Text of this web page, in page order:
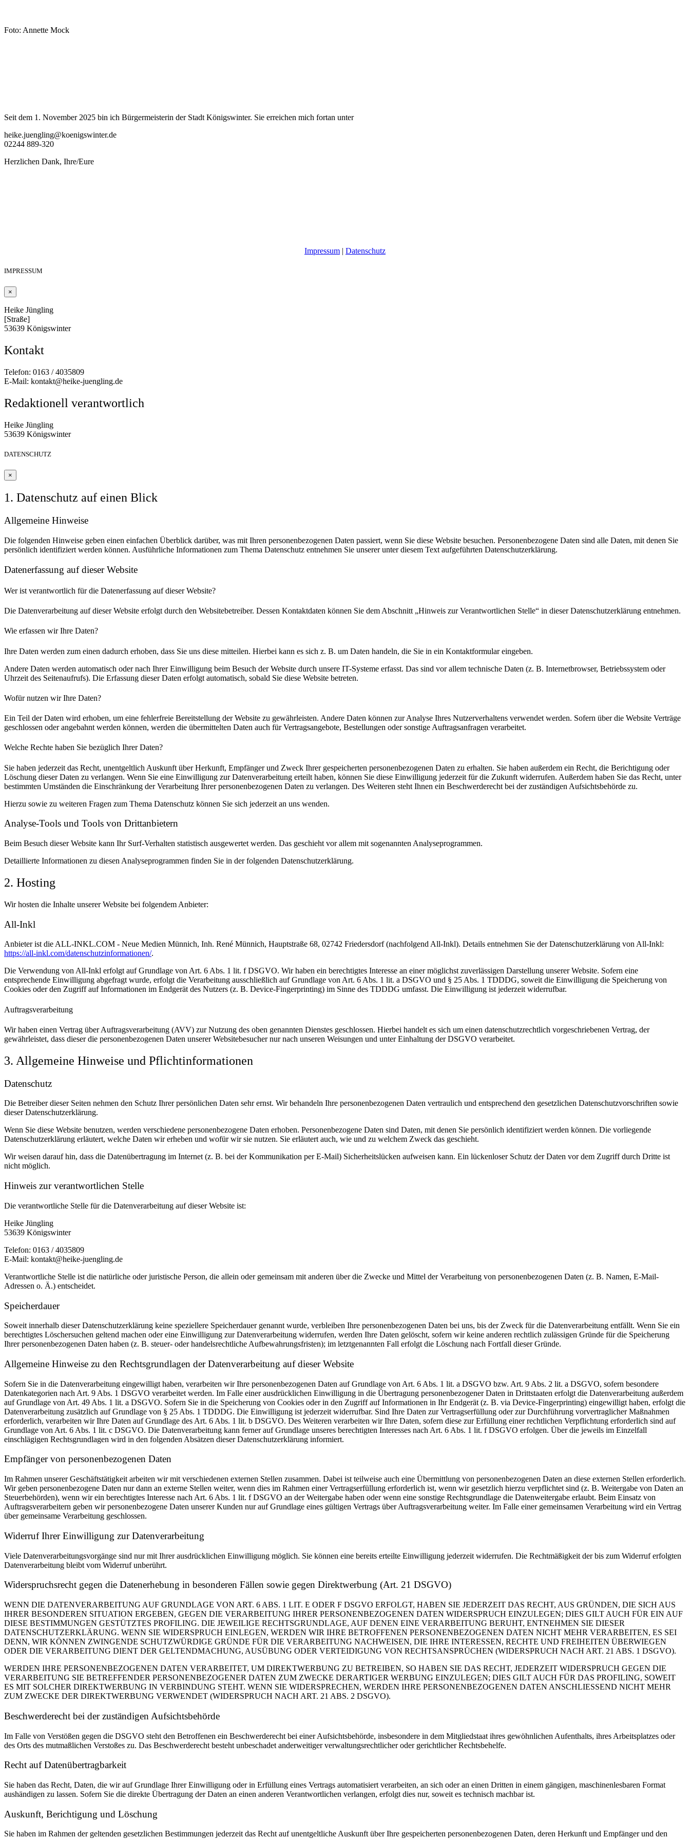
Foto: Annette Mock
Seit dem 1. November 2025 bin ich Bürgermeisterin der Stadt Königswinter. Sie erreichen mich fortan unter
heike.juengling@koenigswinter.de
02244 889-320
Herzlichen Dank, Ihre/Eure
Impressum | Datenschutz
IMPRESSUM
×
Heike Jüngling
[Straße]
53639 Königswinter
Kontakt
Telefon: 0163 / 4035809
E-Mail: kontakt@heike-juengling.de
Redaktionell verantwortlich
Heike Jüngling
53639 Königswinter
DATENSCHUTZ
×
1. Datenschutz auf einen Blick
Allgemeine Hinweise
Die folgenden Hinweise geben einen einfachen Überblick darüber, was mit Ihren personenbezogenen Daten passiert, wenn Sie diese Website besuchen. Personenbezogene Daten sind alle Daten, mit denen Sie
persönlich identifiziert werden können. Ausführliche Informationen zum Thema Datenschutz entnehmen Sie unserer unter diesem Text aufgeführten Datenschutzerklärung.
Datenerfassung auf dieser Website
Wer ist verantwortlich für die Datenerfassung auf dieser Website?
Die Datenverarbeitung auf dieser Website erfolgt durch den Websitebetreiber. Dessen Kontaktdaten können Sie dem Abschnitt „Hinweis zur Verantwortlichen Stelle“ in dieser Datenschutzerklärung entnehmen.
Wie erfassen wir Ihre Daten?
Ihre Daten werden zum einen dadurch erhoben, dass Sie uns diese mitteilen. Hierbei kann es sich z. B. um Daten handeln, die Sie in ein Kontaktformular eingeben.
Andere Daten werden automatisch oder nach Ihrer Einwilligung beim Besuch der Website durch unsere IT-Systeme erfasst. Das sind vor allem technische Daten (z. B. Internetbrowser, Betriebssystem oder
Uhrzeit des Seitenaufrufs). Die Erfassung dieser Daten erfolgt automatisch, sobald Sie diese Website betreten.
Wofür nutzen wir Ihre Daten?
Ein Teil der Daten wird erhoben, um eine fehlerfreie Bereitstellung der Website zu gewährleisten. Andere Daten können zur Analyse Ihres Nutzerverhaltens verwendet werden. Sofern über die Website Verträge
geschlossen oder angebahnt werden können, werden die übermittelten Daten auch für Vertragsangebote, Bestellungen oder sonstige Auftragsanfragen verarbeitet.
Welche Rechte haben Sie bezüglich Ihrer Daten?
Sie haben jederzeit das Recht, unentgeltlich Auskunft über Herkunft, Empfänger und Zweck Ihrer gespeicherten personenbezogenen Daten zu erhalten. Sie haben außerdem ein Recht, die Berichtigung oder
Löschung dieser Daten zu verlangen. Wenn Sie eine Einwilligung zur Datenverarbeitung erteilt haben, können Sie diese Einwilligung jederzeit für die Zukunft widerrufen. Außerdem haben Sie das Recht, unter
bestimmten Umständen die Einschränkung der Verarbeitung Ihrer personenbezogenen Daten zu verlangen. Des Weiteren steht Ihnen ein Beschwerderecht bei der zuständigen Aufsichtsbehörde zu.
Hierzu sowie zu weiteren Fragen zum Thema Datenschutz können Sie sich jederzeit an uns wenden.
Analyse-Tools und Tools von Dritt­anbietern
Beim Besuch dieser Website kann Ihr Surf-Verhalten statistisch ausgewertet werden. Das geschieht vor allem mit sogenannten Analyseprogrammen.
Detaillierte Informationen zu diesen Analyseprogrammen finden Sie in der folgenden Datenschutzerklärung.
2. Hosting
Wir hosten die Inhalte unserer Website bei folgendem Anbieter:
All-Inkl
Anbieter ist die ALL-INKL.COM - Neue Medien Münnich, Inh. René Münnich, Hauptstraße 68, 02742 Friedersdorf (nachfolgend All-Inkl). Details entnehmen Sie der Datenschutzerklärung von All-Inkl:
https://all-inkl.com/datenschutzinformationen/.
Die Verwendung von All-Inkl erfolgt auf Grundlage von Art. 6 Abs. 1 lit. f DSGVO. Wir haben ein berechtigtes Interesse an einer möglichst zuverlässigen Darstellung unserer Website. Sofern eine
entsprechende Einwilligung abgefragt wurde, erfolgt die Verarbeitung ausschließlich auf Grundlage von Art. 6 Abs. 1 lit. a DSGVO und § 25 Abs. 1 TDDDG, soweit die Einwilligung die Speicherung von
Cookies oder den Zugriff auf Informationen im Endgerät des Nutzers (z. B. Device-Fingerprinting) im Sinne des TDDDG umfasst. Die Einwilligung ist jederzeit widerrufbar.
Auftragsverarbeitung
Wir haben einen Vertrag über Auftragsverarbeitung (AVV) zur Nutzung des oben genannten Dienstes geschlossen. Hierbei handelt es sich um einen datenschutzrechtlich vorgeschriebenen Vertrag, der
gewährleistet, dass dieser die personenbezogenen Daten unserer Websitebesucher nur nach unseren Weisungen und unter Einhaltung der DSGVO verarbeitet.
3. Allgemeine Hinweise und Pflicht­informationen
Datenschutz
Die Betreiber dieser Seiten nehmen den Schutz Ihrer persönlichen Daten sehr ernst. Wir behandeln Ihre personenbezogenen Daten vertraulich und entsprechend den gesetzlichen Datenschutzvorschriften sowie
dieser Datenschutzerklärung.
Wenn Sie diese Website benutzen, werden verschiedene personenbezogene Daten erhoben. Personenbezogene Daten sind Daten, mit denen Sie persönlich identifiziert werden können. Die vorliegende
Datenschutzerklärung erläutert, welche Daten wir erheben und wofür wir sie nutzen. Sie erläutert auch, wie und zu welchem Zweck das geschieht.
Wir weisen darauf hin, dass die Datenübertragung im Internet (z. B. bei der Kommunikation per E-Mail) Sicherheitslücken aufweisen kann. Ein lückenloser Schutz der Daten vor dem Zugriff durch Dritte ist
nicht möglich.
Hinweis zur verantwortlichen Stelle
Die verantwortliche Stelle für die Datenverarbeitung auf dieser Website ist:
Heike Jüngling
53639 Königswinter
Telefon: 0163 / 4035809
E-Mail: kontakt@heike-juengling.de
Verantwortliche Stelle ist die natürliche oder juristische Person, die allein oder gemeinsam mit anderen über die Zwecke und Mittel der Verarbeitung von personenbezogenen Daten (z. B. Namen, E-Mail-
Adressen o. Ä.) entscheidet.
Speicherdauer
Soweit innerhalb dieser Datenschutzerklärung keine speziellere Speicherdauer genannt wurde, verbleiben Ihre personenbezogenen Daten bei uns, bis der Zweck für die Datenverarbeitung entfällt. Wenn Sie ein
berechtigtes Löschersuchen geltend machen oder eine Einwilligung zur Datenverarbeitung widerrufen, werden Ihre Daten gelöscht, sofern wir keine anderen rechtlich zulässigen Gründe für die Speicherung
Ihrer personenbezogenen Daten haben (z. B. steuer- oder handelsrechtliche Aufbewahrungsfristen); im letztgenannten Fall erfolgt die Löschung nach Fortfall dieser Gründe.
Allgemeine Hinweise zu den Rechtsgrundlagen der Datenverarbeitung auf dieser Website
Sofern Sie in die Datenverarbeitung eingewilligt haben, verarbeiten wir Ihre personenbezogenen Daten auf Grundlage von Art. 6 Abs. 1 lit. a DSGVO bzw. Art. 9 Abs. 2 lit. a DSGVO, sofern besondere
Datenkategorien nach Art. 9 Abs. 1 DSGVO verarbeitet werden. Im Falle einer ausdrücklichen Einwilligung in die Übertragung personenbezogener Daten in Drittstaaten erfolgt die Datenverarbeitung außerdem
auf Grundlage von Art. 49 Abs. 1 lit. a DSGVO. Sofern Sie in die Speicherung von Cookies oder in den Zugriff auf Informationen in Ihr Endgerät (z. B. via Device-Fingerprinting) eingewilligt haben, erfolgt die
Datenverarbeitung zusätzlich auf Grundlage von § 25 Abs. 1 TDDDG. Die Einwilligung ist jederzeit widerrufbar. Sind Ihre Daten zur Vertragserfüllung oder zur Durchführung vorvertraglicher Maßnahmen
erforderlich, verarbeiten wir Ihre Daten auf Grundlage des Art. 6 Abs. 1 lit. b DSGVO. Des Weiteren verarbeiten wir Ihre Daten, sofern diese zur Erfüllung einer rechtlichen Verpflichtung erforderlich sind auf
Grundlage von Art. 6 Abs. 1 lit. c DSGVO. Die Datenverarbeitung kann ferner auf Grundlage unseres berechtigten Interesses nach Art. 6 Abs. 1 lit. f DSGVO erfolgen. Über die jeweils im Einzelfall
einschlägigen Rechtsgrundlagen wird in den folgenden Absätzen dieser Datenschutzerklärung informiert.
Empfänger von personenbezogenen Daten
Im Rahmen unserer Geschäftstätigkeit arbeiten wir mit verschiedenen externen Stellen zusammen. Dabei ist teilweise auch eine Übermittlung von personenbezogenen Daten an diese externen Stellen erforderlich.
Wir geben personenbezogene Daten nur dann an externe Stellen weiter, wenn dies im Rahmen einer Vertragserfüllung erforderlich ist, wenn wir gesetzlich hierzu verpflichtet sind (z. B. Weitergabe von Daten an
Steuerbehörden), wenn wir ein berechtigtes Interesse nach Art. 6 Abs. 1 lit. f DSGVO an der Weitergabe haben oder wenn eine sonstige Rechtsgrundlage die Datenweitergabe erlaubt. Beim Einsatz von
Auftragsverarbeitern geben wir personenbezogene Daten unserer Kunden nur auf Grundlage eines gültigen Vertrags über Auftragsverarbeitung weiter. Im Falle einer gemeinsamen Verarbeitung wird ein Vertrag
über gemeinsame Verarbeitung geschlossen.
Widerruf Ihrer Einwilligung zur Datenverarbeitung
Viele Datenverarbeitungsvorgänge sind nur mit Ihrer ausdrücklichen Einwilligung möglich. Sie können eine bereits erteilte Einwilligung jederzeit widerrufen. Die Rechtmäßigkeit der bis zum Widerruf erfolgten
Datenverarbeitung bleibt vom Widerruf unberührt.
Widerspruchsrecht gegen die Datenerhebung in besonderen Fällen sowie gegen Direktwerbung (Art. 21 DSGVO)
WENN DIE DATENVERARBEITUNG AUF GRUNDLAGE VON ART. 6 ABS. 1 LIT. E ODER F DSGVO ERFOLGT, HABEN SIE JEDERZEIT DAS RECHT, AUS GRÜNDEN, DIE SICH AUS
IHRER BESONDEREN SITUATION ERGEBEN, GEGEN DIE VERARBEITUNG IHRER PERSONENBEZOGENEN DATEN WIDERSPRUCH EINZULEGEN; DIES GILT AUCH FÜR EIN AUF
DIESE BESTIMMUNGEN GESTÜTZTES PROFILING. DIE JEWEILIGE RECHTSGRUNDLAGE, AUF DENEN EINE VERARBEITUNG BERUHT, ENTNEHMEN SIE DIESER
DATENSCHUTZERKLÄRUNG. WENN SIE WIDERSPRUCH EINLEGEN, WERDEN WIR IHRE BETROFFENEN PERSONENBEZOGENEN DATEN NICHT MEHR VERARBEITEN, ES SEI
DENN, WIR KÖNNEN ZWINGENDE SCHUTZWÜRDIGE GRÜNDE FÜR DIE VERARBEITUNG NACHWEISEN, DIE IHRE INTERESSEN, RECHTE UND FREIHEITEN ÜBERWIEGEN
ODER DIE VERARBEITUNG DIENT DER GELTENDMACHUNG, AUSÜBUNG ODER VERTEIDIGUNG VON RECHTSANSPRÜCHEN (WIDERSPRUCH NACH ART. 21 ABS. 1 DSGVO).
WERDEN IHRE PERSONENBEZOGENEN DATEN VERARBEITET, UM DIREKTWERBUNG ZU BETREIBEN, SO HABEN SIE DAS RECHT, JEDERZEIT WIDERSPRUCH GEGEN DIE
VERARBEITUNG SIE BETREFFENDER PERSONENBEZOGENER DATEN ZUM ZWECKE DERARTIGER WERBUNG EINZULEGEN; DIES GILT AUCH FÜR DAS PROFILING, SOWEIT
ES MIT SOLCHER DIREKTWERBUNG IN VERBINDUNG STEHT. WENN SIE WIDERSPRECHEN, WERDEN IHRE PERSONENBEZOGENEN DATEN ANSCHLIESSEND NICHT MEHR
ZUM ZWECKE DER DIREKTWERBUNG VERWENDET (WIDERSPRUCH NACH ART. 21 ABS. 2 DSGVO).
Beschwerde­recht bei der zuständigen Aufsichts­behörde
Im Falle von Verstößen gegen die DSGVO steht den Betroffenen ein Beschwerderecht bei einer Aufsichtsbehörde, insbesondere in dem Mitgliedstaat ihres gewöhnlichen Aufenthalts, ihres Arbeitsplatzes oder
des Orts des mutmaßlichen Verstoßes zu. Das Beschwerderecht besteht unbeschadet anderweitiger verwaltungsrechtlicher oder gerichtlicher Rechtsbehelfe.
Recht auf Daten­übertrag­barkeit
Sie haben das Recht, Daten, die wir auf Grundlage Ihrer Einwilligung oder in Erfüllung eines Vertrags automatisiert verarbeiten, an sich oder an einen Dritten in einem gängigen, maschinenlesbaren Format
aushändigen zu lassen. Sofern Sie die direkte Übertragung der Daten an einen anderen Verantwortlichen verlangen, erfolgt dies nur, soweit es technisch machbar ist.
Auskunft, Berichtigung und Löschung
Sie haben im Rahmen der geltenden gesetzlichen Bestimmungen jederzeit das Recht auf unentgeltliche Auskunft über Ihre gespeicherten personenbezogenen Daten, deren Herkunft und Empfänger und den